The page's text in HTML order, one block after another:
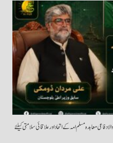
معاہدہ مسلم امہ کے اتحاد اور علاقائی سلامتی کیلئے